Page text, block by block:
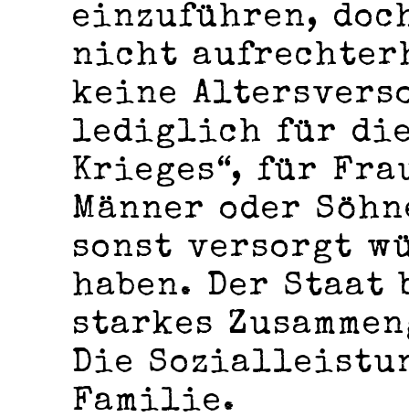
einzuführen,
nicht
keine
lediglich für die
Krieges“, für
Männer oder
sonst versorgt
haben. Der
starkes
Die
Familie.